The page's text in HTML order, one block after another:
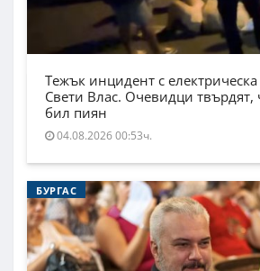
Тежък инцидент с електрическа
Свети Влас. Очевидци твърдят,
бил пиян
04.08.2026 00:53ч.
БУРГАС